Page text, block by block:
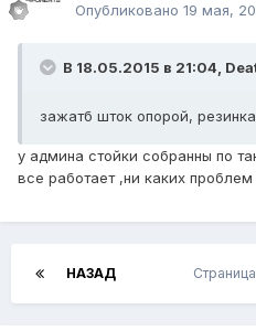
Опубликовано 19 мая,
В 18.05.2015 в 21:04,
зажатб шток опорой,
у админа стойки собранны по
все работает ,ни каких проблем
НАЗАД